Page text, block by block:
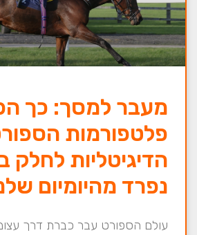
מעבר למסך: כך
פלטפורמות
הדיגיטליות לחלק
נפרד מהיומיום
עולם הספורט עבר כברת דרך